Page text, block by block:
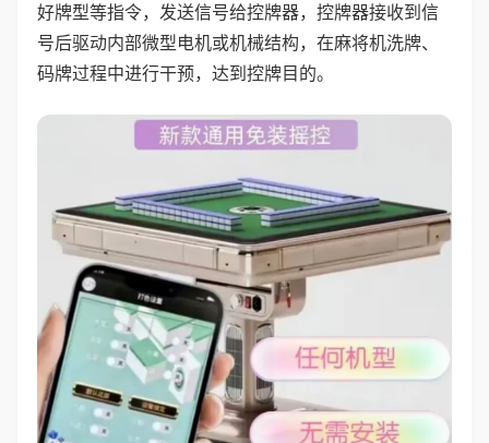
好牌型等指令，发送信号给控牌器，控牌器接收到信
号后驱动内部微型电机或机械结构，在麻将机洗牌、
码牌过程中进行干预，达到控牌目的。